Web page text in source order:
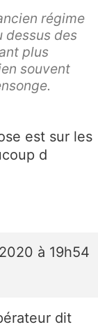
régime
dessus des
plus
souvent
est sur les
d
à 19h54
dit